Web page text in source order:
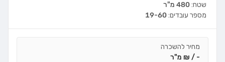
שטח:480 מ"ר
מספר עובדים:19-60
מחיר להשכרה
- / ₪ מ"ר